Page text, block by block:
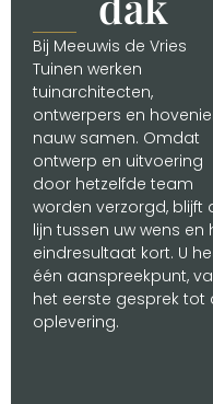
Bij Meeuwis de Vries
Tuinen werken
tuinarchitecten,
ontwerpers en
nauw samen. Omdat
ontwerp en uitvoering
door hetzelfde team
worden verzorgd, blijft
lijn tussen uw wens en
eindresultaat kort. U
één aanspreekpunt,
het eerste gesprek tot
oplevering.